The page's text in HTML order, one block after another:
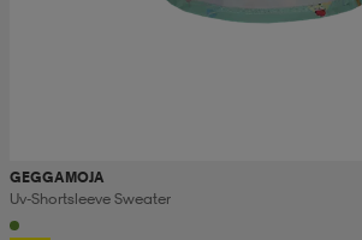
GEGGAMOJA
Uv-Shortsleeve Sweater